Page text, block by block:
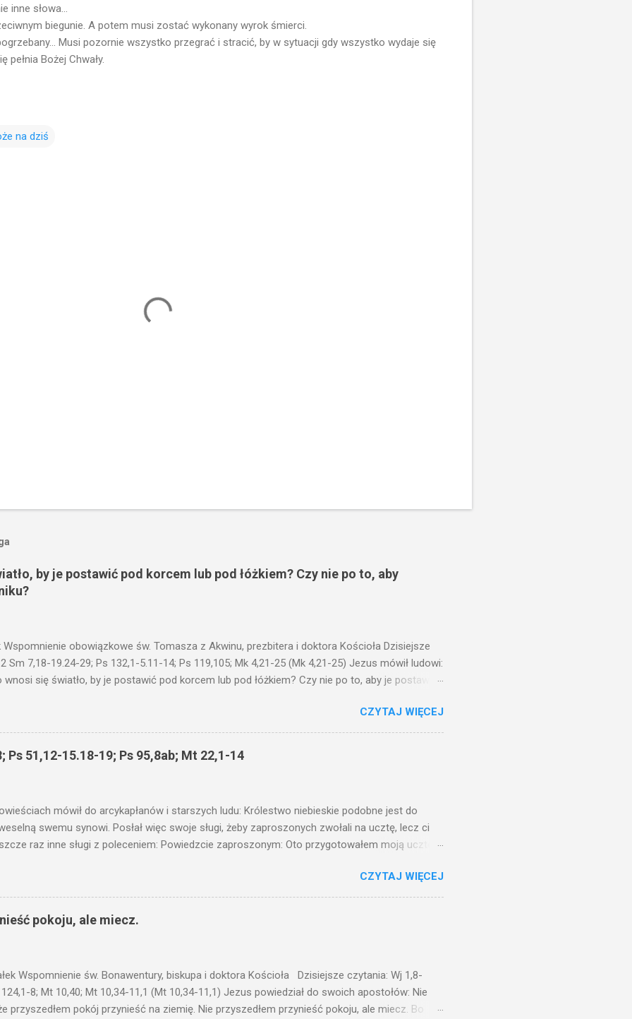
inne słowa...
biegunie. A potem musi zostać wykonany wyrok śmierci.
Musi pozornie wszystko przegrać i stracić, by w sytuacji gdy wszystko wydaje się
pełnia Bożej Chwały.
na dziś
by je postawić pod korcem lub pod łóżkiem? Czy nie po to, aby
Wspomnienie obowiązkowe św. Tomasza z Akwinu, prezbitera i doktora Kościoła Dzisiejsze
Sm 7,18-19.24-29; Ps 132,1-5.11-14; Ps 119,105; Mk 4,21-25 (Mk 4,21-25) Jezus mówił ludowi:
wnosi się światło, by je postawić pod korcem lub pod łóżkiem? Czy nie po to, aby je postawić
I mówił im: Uważajcie na to, czego słuchacie. Taką samą miarą, jaką wy mierzycie,
i jeszcze wam dołożą. Bo kto ma, temu będzie dane; a kto nie ma, pozbawią go i tego, co
fragmencie z Ewangelii Jezus kontynuuje przypowieści.... Czy po to wnosi się światło,
pod korcem lub pod łóżkiem? Czy nie po to, aby je postawić na świeczniku? Nie ma
CZYTAJ WIĘCEJ
Ps 51,12-15.18-19; Ps 95,8ab; Mt 22,1-14
mówił do arcykapłanów i starszych ludu: Królestwo niebieskie podobne jest do
swemu synowi. Posłał więc swoje sługi, żeby zaproszonych zwołali na ucztę, lecz ci
raz inne sługi z poleceniem: Powiedzcie zaproszonym: Oto przygotowałem moją ucztę:
a inni pochwycili jego sługi i znieważywszy [ich], pozabijali. Na to król uniósł się
i kazał wytracić owych zabójców, a miasto ich spalić. Wtedy rzekł swoim sługom: Uczta
nie byli jej godni. Idźcie więc na rozstajne drogi i zaproście na ucztę wszystkich,
wyszli na drogi i sprowadzili wszystkich, których napotkali: złych i dobrych. I sala zapełniła się
się pr...
CZYTAJ WIĘCEJ
pokoju, ale miecz.
Wspomnienie św. Bonawentury, biskupa i doktora Kościoła Dzisiejsze czytania: Wj 1,8-
124,1-8; Mt 10,40; Mt 10,34-11,1 (Mt 10,34-11,1) Jezus powiedział do swoich apostołów: Nie
przyszedłem pokój przynieść na ziemię. Nie przyszedłem przynieść pokoju, ale miecz. Bo